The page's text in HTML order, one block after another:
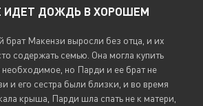
ИДЕТ ДОЖДЬ В ХОРОШЕМ
Макензи выросли без отца, и их
содержать семью. Она могла купить
необходимое, но Парди и ее брат не
и его сестра были близки, и во время
крыша, Парди шла спать не к матери,